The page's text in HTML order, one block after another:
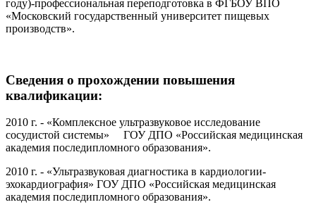
году)-профессиональная переподготовка в ФГБОУ ВПО
«Московский государственный университет пищевых
производств».
Сведения о прохождении повышения
квалификации:
2010 г. - «Комплексное ультразвуковое исследование
сосудистой системы» ГОУ ДПО «Российская медицинская
академия последипломного образования».
2010 г. - «Ультразвуковая диагностика в кардиологии-
эхокардиография» ГОУ ДПО «Российская медицинская
академия последипломного образования».